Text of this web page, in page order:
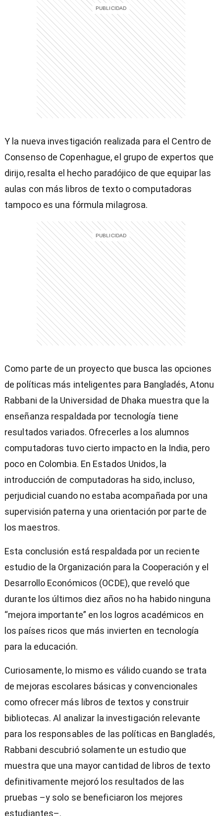
Y la nueva investigación realizada para el Centro de
Consenso de Copenhague, el grupo de expertos que
dirijo, resalta el hecho paradójico de que equipar las
aulas con más libros de texto o computadoras
tampoco es una fórmula milagrosa.
Como parte de un proyecto que busca las opciones
de políticas más inteligentes para Bangladés, Atonu
Rabbani de la Universidad de Dhaka muestra que la
enseñanza respaldada por tecnología tiene
resultados variados. Ofrecerles a los alumnos
computadoras tuvo cierto impacto en la India, pero
poco en Colombia. En Estados Unidos, la
introducción de computadoras ha sido, incluso,
perjudicial cuando no estaba acompañada por una
supervisión paterna y una orientación por parte de
los maestros.
Esta conclusión está respaldada por un reciente
estudio de la Organización para la Cooperación y el
Desarrollo Económicos (OCDE), que reveló que
durante los últimos diez años no ha habido ninguna
“mejora importante” en los logros académicos en
los países ricos que más invierten en tecnología
para la educación.
Curiosamente, lo mismo es válido cuando se trata
de mejoras escolares básicas y convencionales
como ofrecer más libros de textos y construir
bibliotecas. Al analizar la investigación relevante
para los responsables de las políticas en Bangladés,
Rabbani descubrió solamente un estudio que
muestra que una mayor cantidad de libros de texto
definitivamente mejoró los resultados de las
pruebas –y solo se beneficiaron los mejores
estudiantes–.